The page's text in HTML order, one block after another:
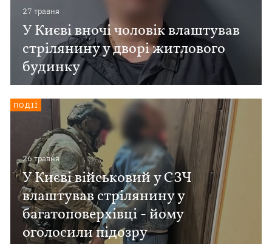
27 травня
У Києві вночі чоловік влаштував
стрілянину у дворі житлового
будинку
26 травня
У Києві військовий у СЗЧ
влаштував стрілянину у
багатоповерхівці - йому
оголосили підозру
ПОДІЇ